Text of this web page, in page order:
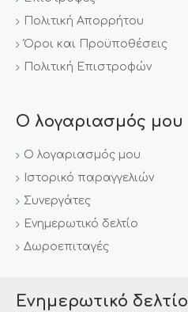
Πολιτική Απορρήτου
Όροι και Προϋποθέσεις
Πολιτική Επιστροφών
Ο λογαριασμός μου
Ο λογαριασμός μου
Ιστορικό παραγγελιών
Συνεργάτες
Ενημερωτικό δελτίο
Δωροεπιταγές
Ενημερωτικό δελτίο